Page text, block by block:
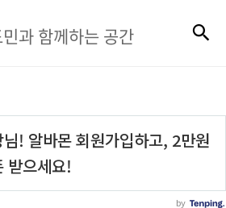
기
과
함
께
과 함께하는 공간